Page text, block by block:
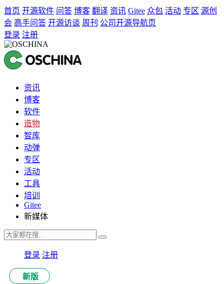
首页 开源软件 问答 博客 翻译 资讯 Gitee 众包 活动 专区 源创
会 高手问答 开源访谈 周刊 公司开源导航页
登录 注册
资讯
博客
软件
造物
智库
动弹
专区
活动
工具
培训
Gitee
新媒体
登录 注册
新版